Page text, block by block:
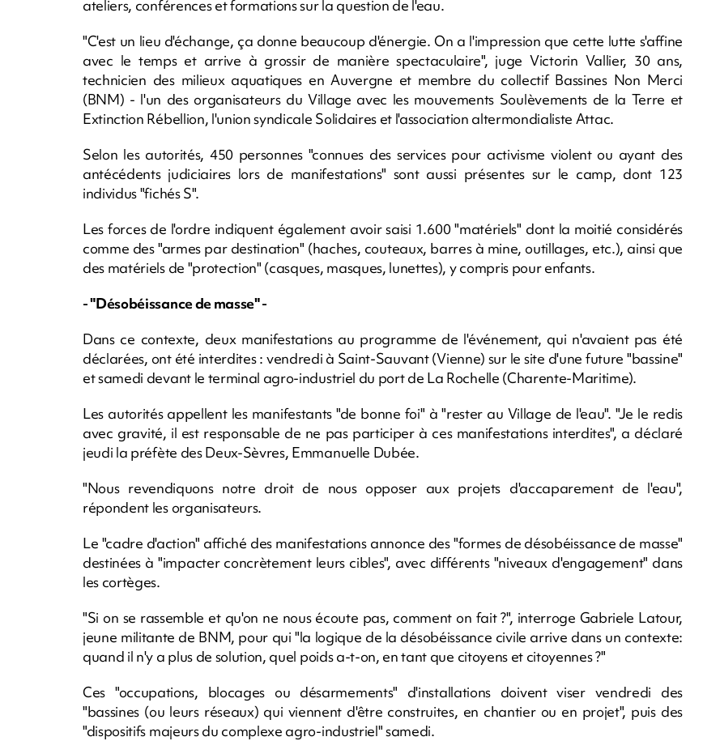
ateliers, conférences et formations sur la question de l'eau.
"C'est un lieu d'échange, ça donne beaucoup d'énergie. On a l'impression que cette lutte s'affine
avec le temps et arrive à grossir de manière spectaculaire", juge Victorin Vallier, 30 ans,
technicien des milieux aquatiques en Auvergne et membre du collectif Bassines Non Merci
(BNM) - l'un des organisateurs du Village avec les mouvements Soulèvements de la Terre et
Extinction Rébellion, l'union syndicale Solidaires et l'association altermondialiste Attac.
Selon les autorités, 450 personnes "connues des services pour activisme violent ou ayant des
antécédents judiciaires lors de manifestations" sont aussi présentes sur le camp, dont 123
individus "fichés S".
Les forces de l'ordre indiquent également avoir saisi 1.600 "matériels" dont la moitié considérés
comme des "armes par destination" (haches, couteaux, barres à mine, outillages, etc.), ainsi que
des matériels de "protection" (casques, masques, lunettes), y compris pour enfants.
- "Désobéissance de masse" -
Dans ce contexte, deux manifestations au programme de l'événement, qui n'avaient pas été
déclarées, ont été interdites : vendredi à Saint-Sauvant (Vienne) sur le site d'une future "bassine"
et samedi devant le terminal agro-industriel du port de La Rochelle (Charente-Maritime).
Les autorités appellent les manifestants "de bonne foi" à "rester au Village de l'eau". "Je le redis
avec gravité, il est responsable de ne pas participer à ces manifestations interdites", a déclaré
jeudi la préfète des Deux-Sèvres, Emmanuelle Dubée.
"Nous revendiquons notre droit de nous opposer aux projets d'accaparement de l'eau",
répondent les organisateurs.
Le "cadre d'action" affiché des manifestations annonce des "formes de désobéissance de masse"
destinées à "impacter concrètement leurs cibles", avec différents "niveaux d'engagement" dans
les cortèges.
"Si on se rassemble et qu'on ne nous écoute pas, comment on fait ?", interroge Gabriele Latour,
jeune militante de BNM, pour qui "la logique de la désobéissance civile arrive dans un contexte:
quand il n'y a plus de solution, quel poids a-t-on, en tant que citoyens et citoyennes ?"
Ces "occupations, blocages ou désarmements" d'installations doivent viser vendredi des
"bassines (ou leurs réseaux) qui viennent d'être construites, en chantier ou en projet", puis des
"dispositifs majeurs du complexe agro-industriel" samedi.